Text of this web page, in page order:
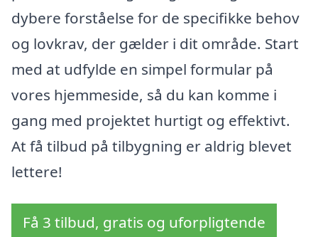
dybere forståelse for de specifikke behov
og lovkrav, der gælder i dit område. Start
med at udfylde en simpel formular på
vores hjemmeside, så du kan komme i
gang med projektet hurtigt og effektivt.
At få tilbud på tilbygning er aldrig blevet
lettere!
Få 3 tilbud, gratis og uforpligtende